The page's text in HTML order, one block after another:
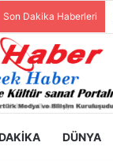
Son Dakika Haberleri
DÜNYA